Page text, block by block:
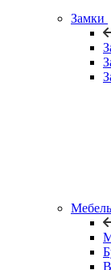
Замки